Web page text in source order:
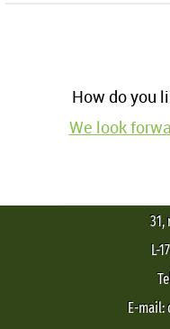
How do you
We look
31,
L-
E-